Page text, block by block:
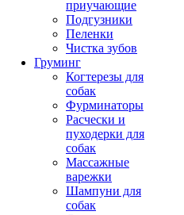
приучающие
Подгузники
Пеленки
Чистка зубов
Груминг
Когтерезы для
собак
Фурминаторы
Расчески и
пуходерки для
собак
Массажные
варежки
Шампуни для
собак